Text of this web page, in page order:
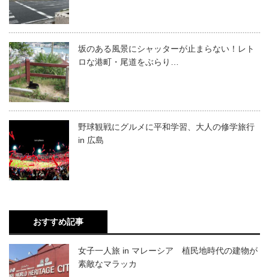
坂のある風景にシャッターが止まらない！レト
ロな港町・尾道をぶらり…
野球観戦にグルメに平和学習、大人の修学旅行
in 広島
おすすめ記事
女子一人旅 in マレーシア 植民地時代の建物が
素敵なマラッカ